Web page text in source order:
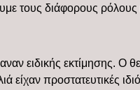
τους διάφορους
ειδικής εκτίμησης. Ο
είχαν προστατευτικές